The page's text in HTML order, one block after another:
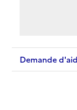
Demande